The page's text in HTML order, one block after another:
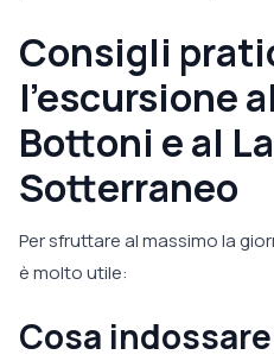
Consigli
l’escursione
Bottoni e al
Sotterraneo
Per sfruttare al massimo la
è molto utile:
Cosa indossare